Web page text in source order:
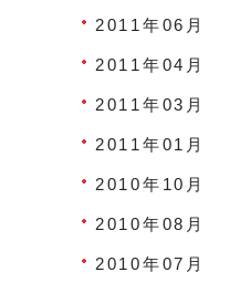
2011年06月
2011年04月
2011年03月
2011年01月
2010年10月
2010年08月
2010年07月